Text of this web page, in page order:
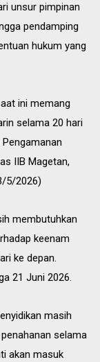
unsur pimpinan
pendamping
hukum yang
ini memang
selama 20 hari
Pengamanan
IIB Magetan,
5/2026)
membutuhkan
keenam
ke depan.
21 Juni 2026.
masih
selama
akan masuk